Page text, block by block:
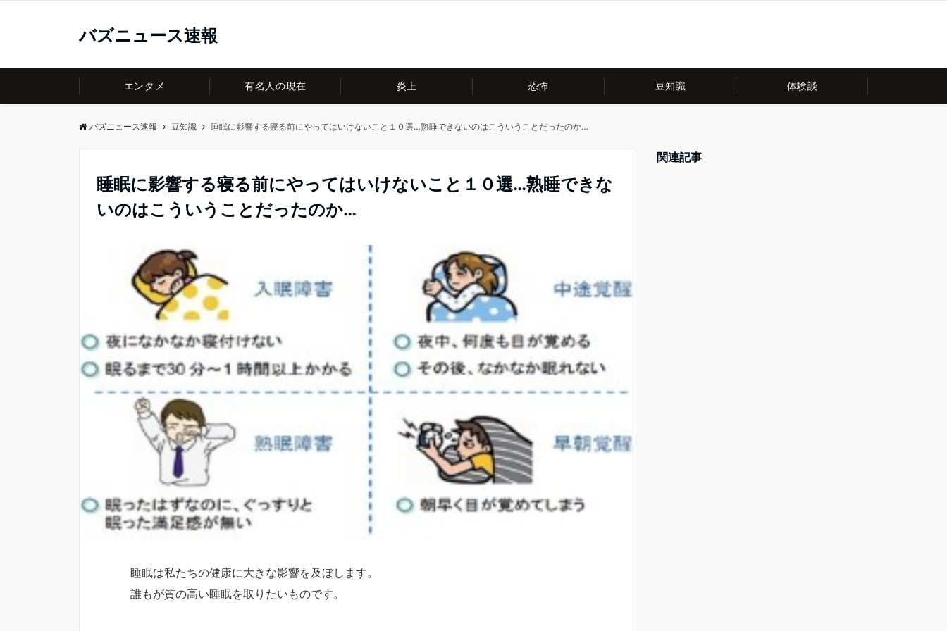
バズニュース速報
エンタメ 有名人の現在 炎上 恐怖 豆知識 体験談
バズニュース速報 豆知識 睡眠に影響する寝る前にやってはいけないこと１０選…熟睡できないのはこういうことだったのか…
睡眠に影響する寝る前にやってはいけないこと１０選…熟睡できな
いのはこういうことだったのか…
睡眠は私たちの健康に大きな影響を及ぼします。
誰もが質の高い睡眠を取りたいものです。
関連記事